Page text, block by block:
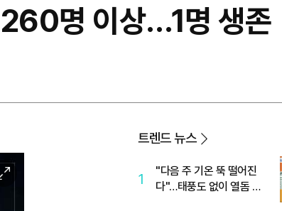
명 이상…1명 생존
트렌드 뉴스
1
"다음 주 기온 뚝 떨어진
다"…태풍도 없이 열돔 박